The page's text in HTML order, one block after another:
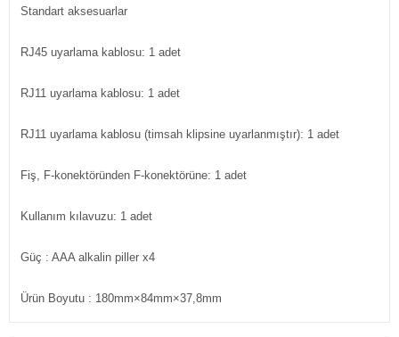
Standart aksesuarlar
RJ45 uyarlama kablosu: 1 adet
RJ11 uyarlama kablosu: 1 adet
RJ11 uyarlama kablosu (timsah klipsine uyarlanmıştır): 1 adet
Fiş, F-konektöründen F-konektörüne: 1 adet
Kullanım kılavuzu: 1 adet
Güç : AAA alkalin piller x4
Ürün Boyutu : 180mm×84mm×37,8mm